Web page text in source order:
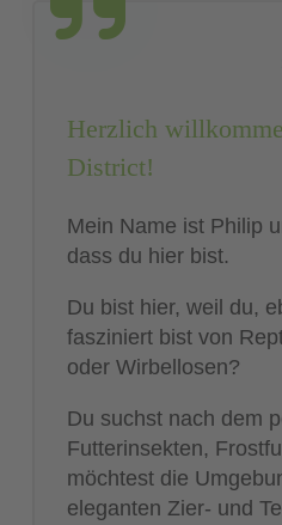
Herzlich
District!
Mein Name ist Philip
dass du hier bist.
Du bist hier, weil du,
fasziniert bist von
oder Wirbellosen?
Du suchst nach dem
Futterinsekten,
möchtest die
eleganten Zier- und
VIELFALT AUF ÜBER
findest du alles, was
Terraristik-
lässt. Von
bis hin zu einer
Tieren – wir decken
Terraristik ab.